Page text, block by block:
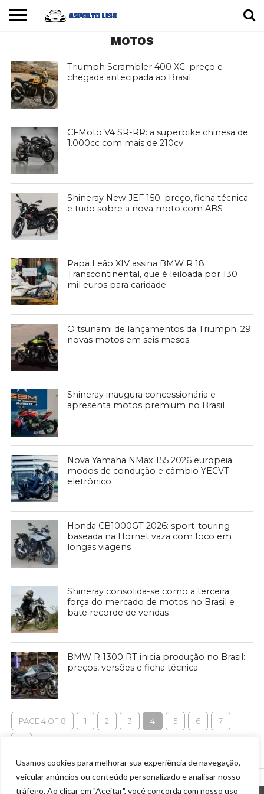
Usamos cookies para melhorar sua experiência de navegação,
veicular anúncios ou conteúdo personalizado e analisar nosso
tráfego. Ao clicar em "Aceitar", você concorda com nosso uso
MOTOS
Triumph Scrambler 400 XC: preço e
chegada antecipada ao Brasil
CFMoto V4 SR-RR: a superbike chinesa de
1.000cc com mais de 210cv
Shineray New JEF 150: preço, ficha técnica
e tudo sobre a nova moto com ABS
Papa Leão XIV assina BMW R 18
Transcontinental, que é leiloada por 130
mil euros para caridade
O tsunami de lançamentos da Triumph: 29
novas motos em seis meses
Shineray inaugura concessionária e
apresenta motos premium no Brasil
Nova Yamaha NMax 155 2026 europeia:
modos de condução e câmbio YECVT
eletrônico
Honda CB1000GT 2026: sport-touring
baseada na Hornet vaza com foco em
longas viagens
Shineray consolida-se como a terceira
força do mercado de motos no Brasil e
bate recorde de vendas
BMW R 1300 RT inicia produção no Brasil:
preços, versões e ficha técnica
PAGE 4 OF 8 1 2 3 4 5 6 7